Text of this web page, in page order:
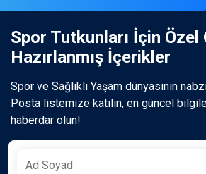
Spor Tutkunları İçin Özel
Hazırlanmış İçerikler
Spor ve Sağlıklı Yaşam dünyasının
Posta listemize katılın, en güncel
haberdar olun!